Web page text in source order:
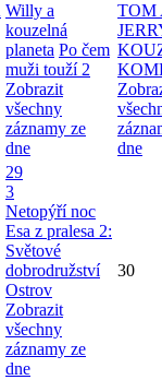
Willy a
kouzelná
planeta Po čem
muži touží 2
Zobrazit
všechny
záznamy ze
dne
TOM
dne
29
3
Netopýří noc
Esa z pralesa 2:
Světové
dobrodružství
Ostrov
Zobrazit
všechny
záznamy ze
dne
30